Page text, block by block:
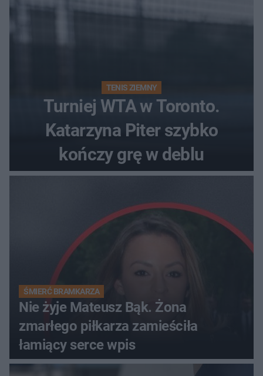
TENIS ZIEMNY
Turniej WTA w Toronto.
Katarzyna Piter szybko
kończy grę w deblu
ŚMIERĆ BRAMKARZA
Nie żyje Mateusz Bąk. Żona
zmarłego piłkarza zamieściła
łamiący serce wpis